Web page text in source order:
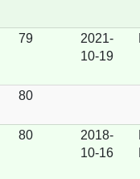
79
2021-
10-19
80
80
2018-
10-16